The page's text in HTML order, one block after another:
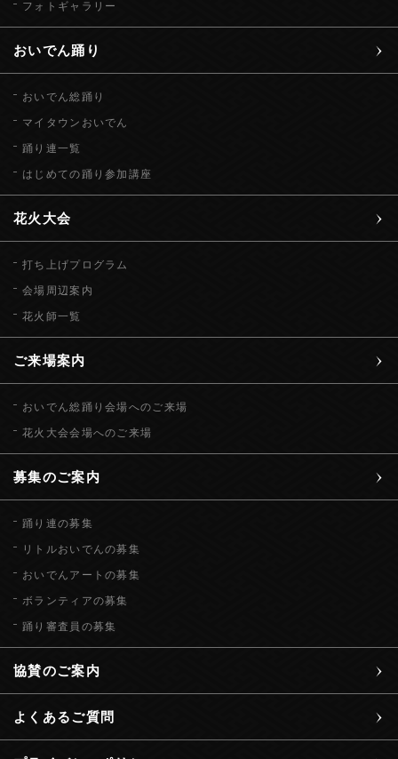
フォトギャラリー
おいでん踊り
おいでん総踊り
マイタウンおいでん
踊り連一覧
はじめての踊り参加講座
花火大会
打ち上げプログラム
会場周辺案内
花火師一覧
ご来場案内
おいでん総踊り会場へのご来場
花火大会会場へのご来場
募集のご案内
踊り連の募集
リトルおいでんの募集
おいでんアートの募集
ボランティアの募集
踊り審査員の募集
協賛のご案内
よくあるご質問